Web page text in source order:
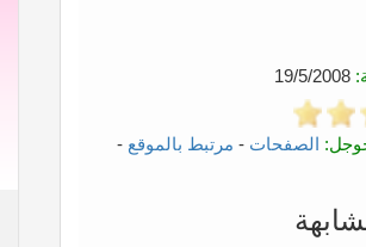
الصفحات - مرتبط بالموقع -